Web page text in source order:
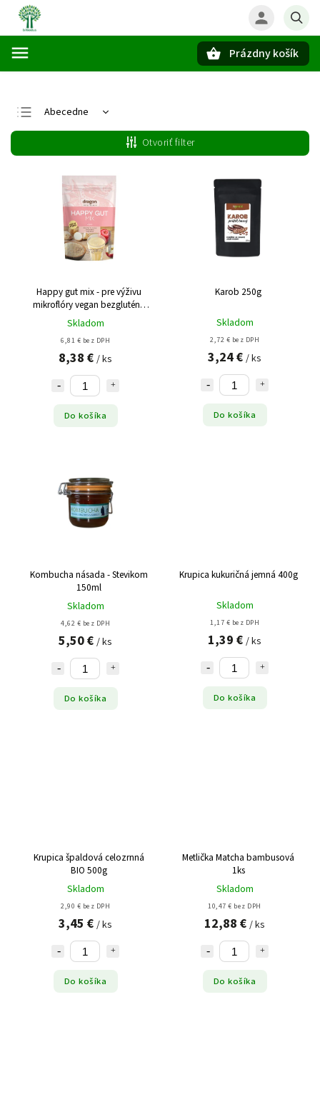
Prázdny košík
Abecedne
Najlacnejšie
Najdrahšie
Najpredávanejšie
Otvoriť filter
Happy gut mix - pre výživu
mikroflóry vegan bezgluténu
BIO 200g
Skladom
6,81 € bez DPH
8,38 € / ks
Do košíka
Karob 250g
Skladom
2,72 € bez DPH
3,24 € / ks
Do košíka
Kombucha násada - Stevikom
150ml
Skladom
4,62 € bez DPH
5,50 € / ks
Do košíka
Krupica kukuričná jemná 400g
Skladom
1,17 € bez DPH
1,39 € / ks
Do košíka
Krupica špaldová celozrnná
BIO 500g
Skladom
2,90 € bez DPH
3,45 € / ks
Do košíka
Metlička Matcha bambusová
1ks
Skladom
10,47 € bez DPH
12,88 € / ks
Do košíka